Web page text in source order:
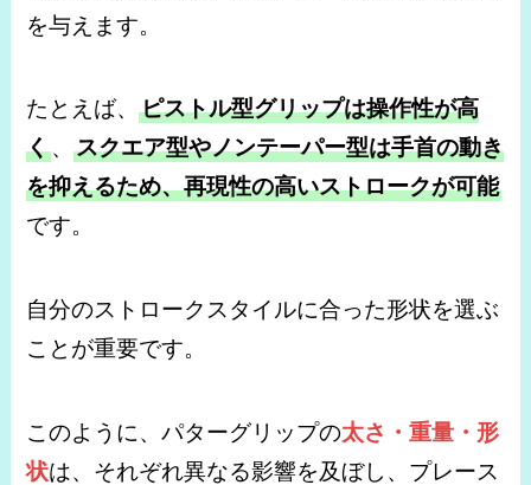
を与えます。
たとえば、ピストル型グリップは操作性が高
く、スクエア型やノンテーパー型は手首の動き
を抑えるため、再現性の高いストロークが可能
です。
自分のストロークスタイルに合った形状を選ぶ
ことが重要です。
このように、パターグリップの太さ・重量・形
状は、それぞれ異なる影響を及ぼし、プレース